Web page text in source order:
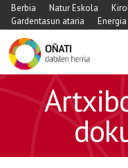
Berbia Natur Eskola
Gardentasun ataria